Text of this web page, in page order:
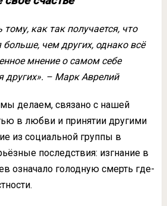
как так получается, что
чем других, однако всё
мнение о самом себе
других». – Марк Аврелий
мы делаем, связано с нашей
в любви и принятии другими
из социальной группы в
последствия: изгнание в
означало голодную смерть где-